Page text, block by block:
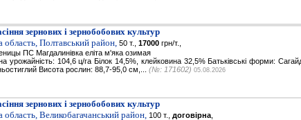
зернових і зернобобових культур
область, Полтавський район, 50 т., 17000 грн/т.,
ПС Магдалинівка еліта м'яка озимая
урожайність: 104,6 ц/га Білок 14,5%, клейковина 32,5% Батьківські форми:
Висота рослин: 88,7-95,0 см,... (№: 171602) 05.08.2026
зернових і зернобобових культур
область, Великобагачанський район, 100 т., договірна